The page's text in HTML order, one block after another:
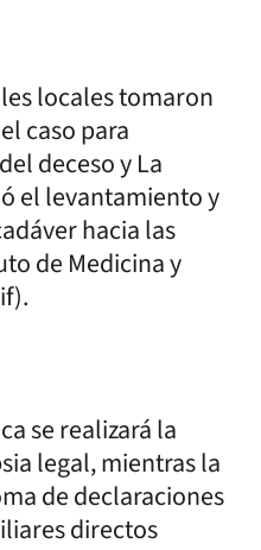
locales tomaron
caso para
deceso y La
el levantamiento y
hacia las
de Medicina y
se realizará la
legal, mientras la
de declaraciones
directos